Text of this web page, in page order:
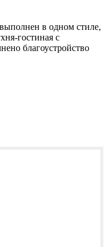
в одном стиле,
гостиная с
благоустройство